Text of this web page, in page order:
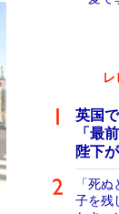
英国
「最
陛下
「死
子を残